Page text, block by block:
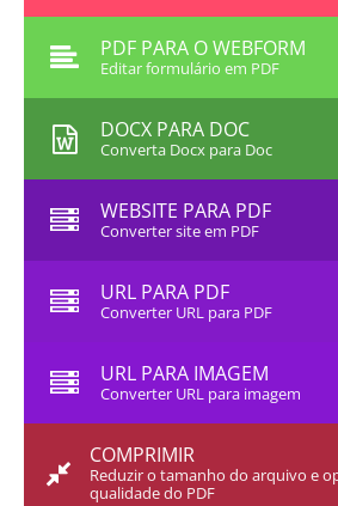
PDF PARA O WEBFORM
Editar formulário em PDF
DOCX PARA DOC
Converta Docx para Doc
WEBSITE PARA PDF
Converter site em PDF
URL PARA PDF
Converter URL para PDF
URL PARA IMAGEM
Converter URL para imagem
COMPRIMIR
Reduzir o tamanho do arquivo e
qualidade do PDF